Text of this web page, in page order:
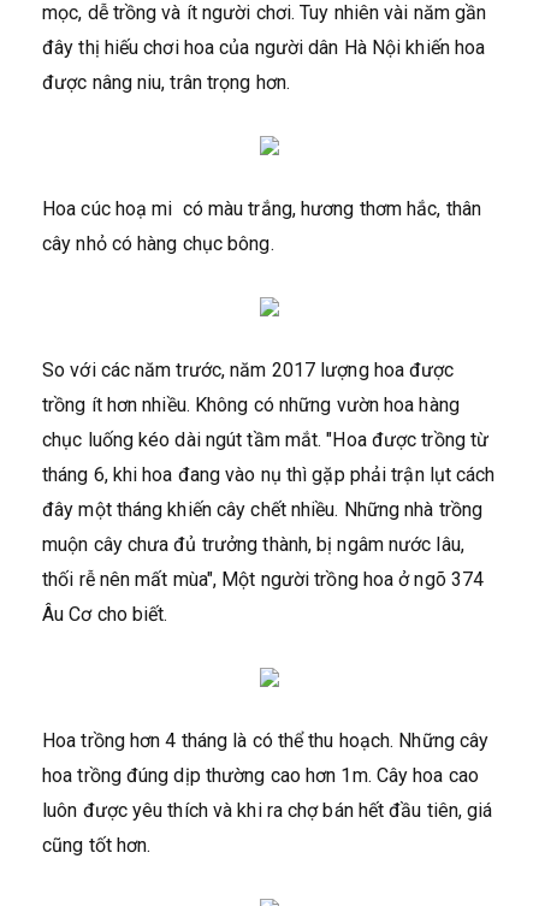
mọc, dễ trồng và ít người chơi. Tuy nhiên vài năm gần
đây thị hiếu chơi hoa của người dân Hà Nội khiến hoa
được nâng niu, trân trọng hơn.
Hoa cúc hoạ mi có màu trắng, hương thơm hắc, thân
cây nhỏ có hàng chục bông.
So với các năm trước, năm 2017 lượng hoa được
trồng ít hơn nhiều. Không có những vườn hoa hàng
chục luống kéo dài ngút tầm mắt. "Hoa được trồng từ
tháng 6, khi hoa đang vào nụ thì gặp phải trận lụt cách
đây một tháng khiến cây chết nhiều. Những nhà trồng
muộn cây chưa đủ trưởng thành, bị ngâm nước lâu,
thối rễ nên mất mùa", Một người trồng hoa ở ngõ 374
Âu Cơ cho biết.
Hoa trồng hơn 4 tháng là có thể thu hoạch. Những cây
hoa trồng đúng dịp thường cao hơn 1m. Cây hoa cao
luôn được yêu thích và khi ra chợ bán hết đầu tiên, giá
cũng tốt hơn.